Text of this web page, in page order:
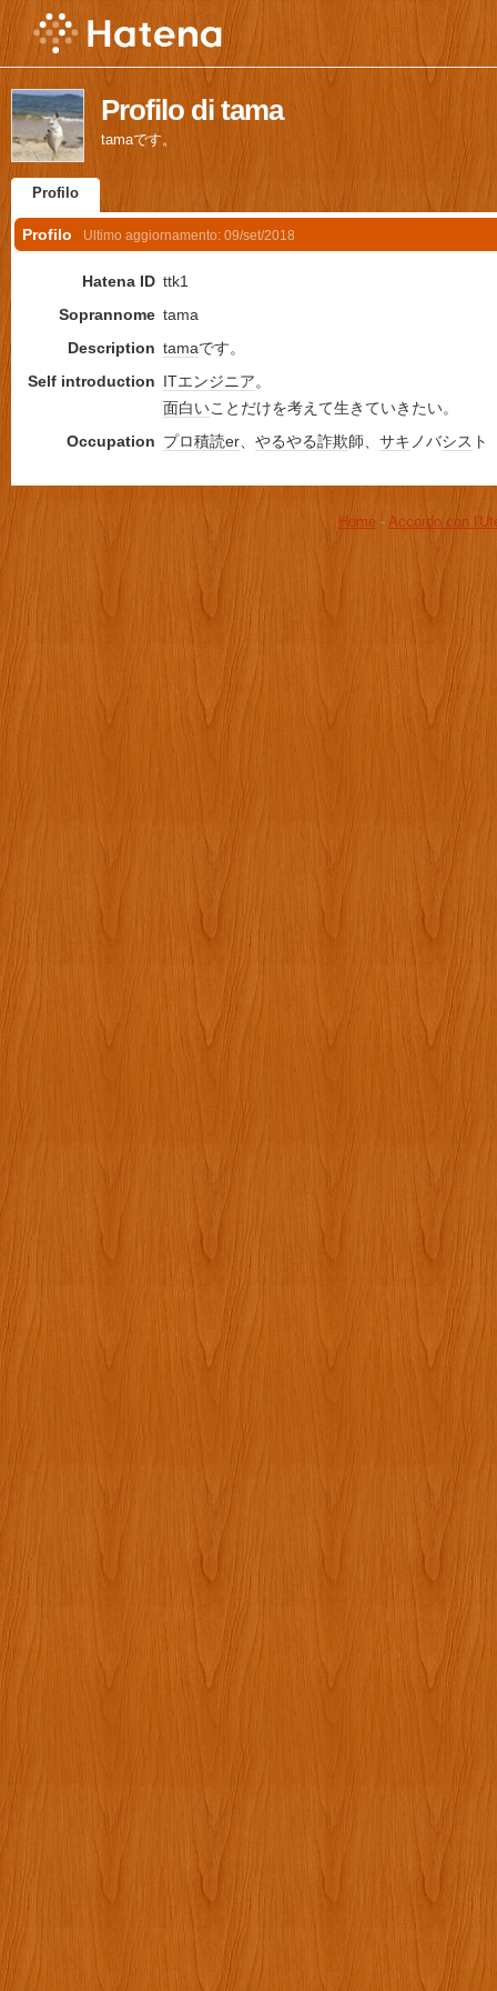
Profilo di tama
tamaです。
Profilo
Profilo Ultimo aggiornamento: 09/set/2018
Hatena ID ttk1
Soprannome tama
Description tamaです。
Self introduction ITエンジニア。
面白いことだけを考えて生きていきたい。
Occupation プロ積読er、 やるやる詐欺師、 サキ ノバシス ト
Home - Accordo con